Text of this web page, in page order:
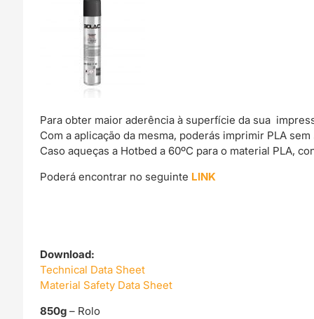
Para obter maior aderência à superfície da sua
Com a aplicação da mesma, poderás imprimir PLA
Caso aqueças a Hotbed a 60ºC para o material PLA,
Poderá encontrar no seguinte LINK
Download:
Technical Data Sheet
Material Safety Data Sheet
850g – Rolo